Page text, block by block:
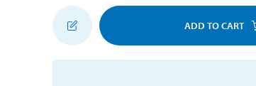
ADD TO CART